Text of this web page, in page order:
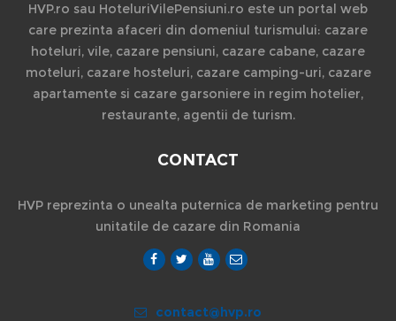
HVP.ro sau HoteluriVilePensiuni.ro este un portal web
care prezinta afaceri din domeniul turismului: cazare
hoteluri, vile, cazare pensiuni, cazare cabane, cazare
moteluri, cazare hosteluri, cazare camping-uri, cazare
apartamente si cazare garsoniere in regim hotelier,
restaurante, agentii de turism.
CONTACT
HVP reprezinta o unealta puternica de marketing pentru
unitatile de cazare din Romania
contact@hvp.ro